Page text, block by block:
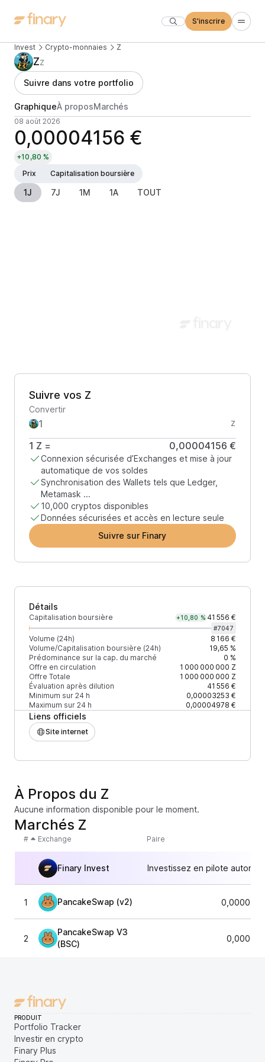
S'inscrire
Invest Crypto-monnaies Z
ZZ
Suivre dans votre portfolio
GraphiqueÀ proposMarchés
08 août 2026
0,00004156 €
+10,80 %
Prix
Capitalisation boursière
1J 7J 1M 1A TOUT
Suivre vos Z
Convertir
Z
1 Z = 0,00004156 €
Connexion sécurisée d’Exchanges et mise à jour
automatique de vos soldes
Synchronisation des Wallets tels que Ledger,
Metamask ...
10,000 cryptos disponibles
Données sécurisées et accès en lecture seule
Suivre sur Finary
Détails
Capitalisation boursière +10,80 % 41 556 €
#7047
Volume (24h)
8 166 €
Volume/Capitalisation boursière (24h)
19,65 %
Prédominance sur la cap. du marché
0 %
Offre en circulation
1 000 000 000 Z
Offre Totale
1 000 000 000 Z
Évaluation après dilution
41 556 €
Minimum sur 24 h
0,00003253 €
Maximum sur 24 h
0,00004978 €
Liens officiels
Site internet
À Propos du Z
Aucune information disponible pour le moment.
Marchés Z
# Exchange Paire
Finary Invest Investissez en pilote
1 PancakeSwap (v2)
2
PancakeSwap V3
(BSC)
PRODUIT
Portfolio Tracker
Investir en crypto
Finary Plus